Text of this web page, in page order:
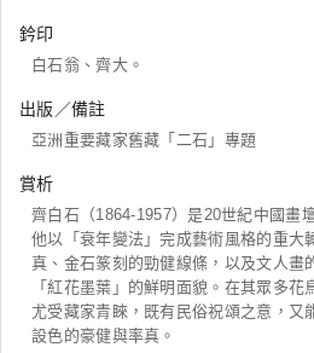
鈐印
白石翁、齊大。
出版／備註
亞洲重要藏家舊藏「二石」專題
賞析
齊白石（1864-1957）是20世紀中國畫
他以「衰年變法」完成藝術風格的重大
真、金石篆刻的勁健線條，以及文人畫
「紅花墨葉」的鮮明面貌。在其眾多
尤受藏家青睞，既有民俗祝頌之意，又
設色的豪健與率真。